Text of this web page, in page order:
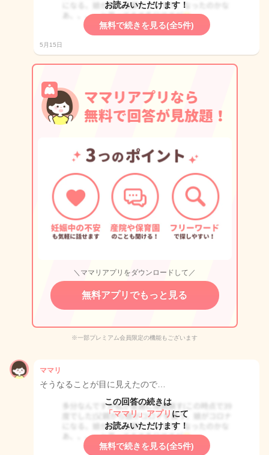
お読みいただけます！
無料で続きを見る(全5件)
5月15日
＼ママリアプリをダウンロードして／
無料アプリでもっと見る
※一部プレミアム会員限定の機能もございます
ママリ
そうなることが目に見えたので…
この回答の続きは
「ママリ」アプリ にて
お読みいただけます！
無料で続きを見る(全5件)